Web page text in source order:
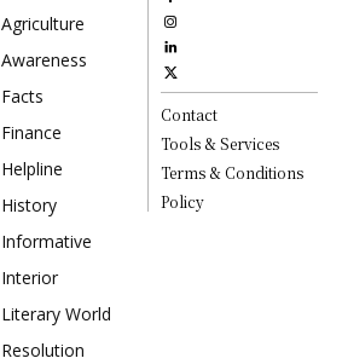
Agriculture
Awareness
Facts
Finance
Helpline
History
Informative
Interior
Literary World
Resolution
Contact
Tools & Services
Terms & Conditions
Policy